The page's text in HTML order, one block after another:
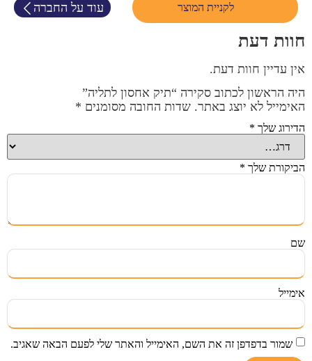
לקניית המוצר עוד על החברה
חוות דעת
אין עדיין חוות דעת.
היה הראשון לכתוב סקירה “תיק אחסון לתליה”
האימייל לא יוצג באתר. שדות החובה מסומנים *
הדירוג שלך *
הביקורת שלך *
שם
אימייל
שמור בדפדפן זה את השם, האימייל והאתר שלי לפעם הבאה שאגיב.